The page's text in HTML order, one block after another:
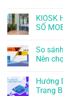
KIOSK
SỐ
So
Nên
Hướng
Trang